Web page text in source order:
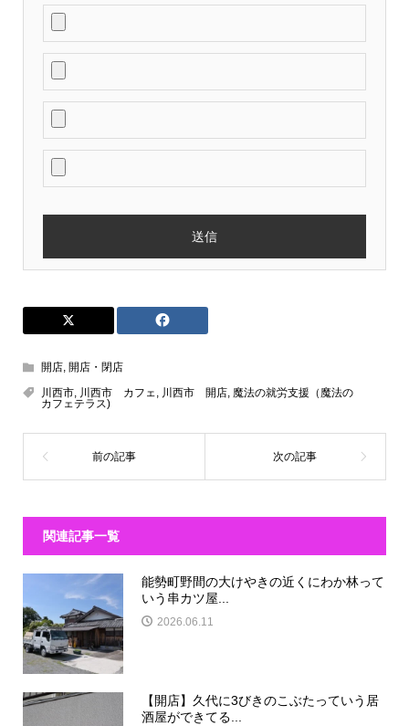
開店, 開店・閉店
川西市, 川西市 カフェ, 川西市 開店, 魔法の就労支援（魔法の
カフェテラス)
関連記事一覧
能勢町野間の大けやきの近くにわか林って
いう串カツ屋...
2026.06.11
【開店】久代に3びきのこぶたっていう居
酒屋ができてる...